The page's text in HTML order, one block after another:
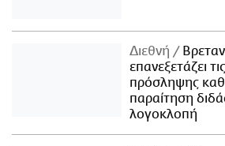
Διεθνή
επανεξετάζει
πρόσληψης
παραίτηση
λογοκλοπή